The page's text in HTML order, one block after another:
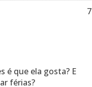
7
é que ela gosta? E
férias?